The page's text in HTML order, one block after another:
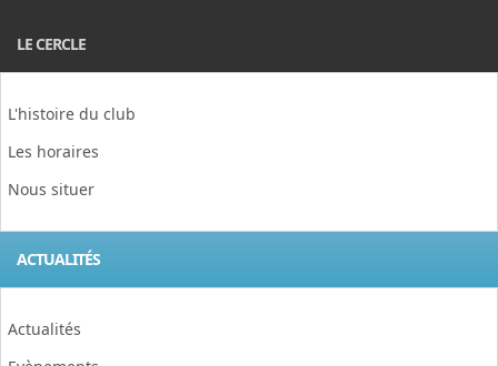
LE CERCLE
L'histoire du club
Les horaires
Nous situer
ACTUALITÉS
Actualités